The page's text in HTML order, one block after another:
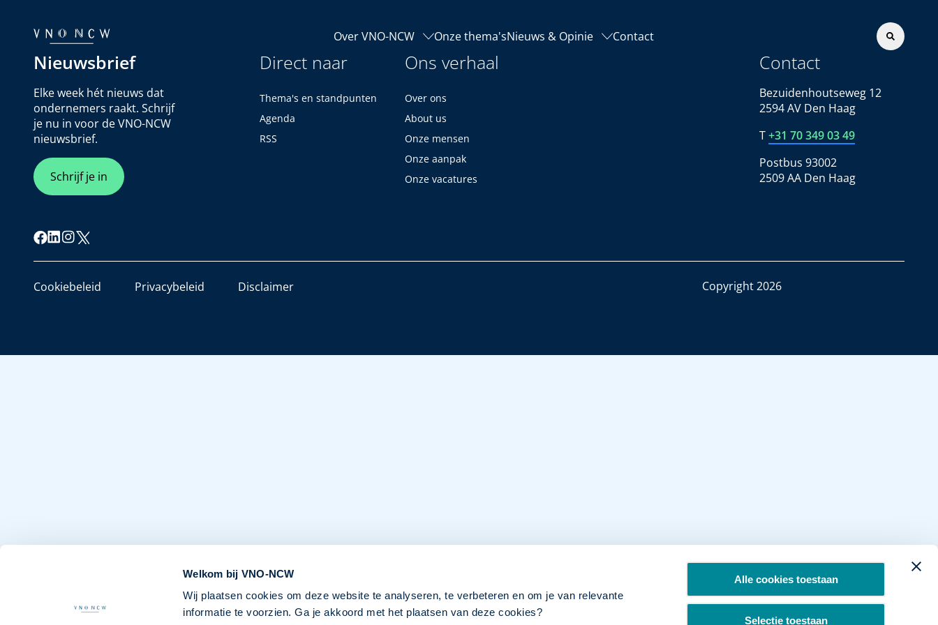
Welkom bij VNO-NCW
Wij plaatsen cookies om deze website te analyseren, te verbeteren en om je van relevante
informatie te voorzien. Ga je akkoord met het plaatsen van deze cookies?
Alle cookies toestaan
Selectie toestaan
Over VNO-NCW Onze thema'sNieuws & Opinie Contact
Nieuwsbrief
Elke week hét nieuws dat
ondernemers raakt. Schrijf
je nu in voor de VNO-NCW
nieuwsbrief.
Schrijf je in
Direct naar
Thema's en standpunten
Agenda
RSS
Ons verhaal
Over ons
About us
Onze mensen
Onze aanpak
Onze vacatures
Contact
Bezuidenhoutseweg 12
2594 AV Den Haag
T+31 70 349 03 49
Postbus 93002
2509 AA Den Haag
Cookiebeleid Privacybeleid Disclaimer Copyright 2026